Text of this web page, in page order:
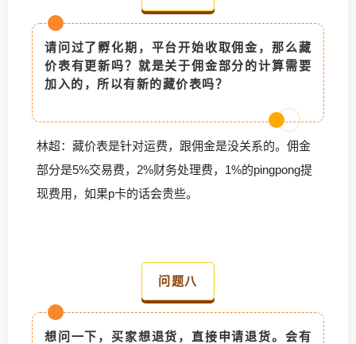
请问过了孵化期，平台开始收取佣金，那么藏
价表有更新吗？就是关于佣金部分的计算需要
加入的，所以有新的藏价表吗？
林超： 藏价表是针对运费，跟佣金是没关系的。佣金
部分是5%交易费，2%财务处理费，1%的pingpong提
现费用， 如果p卡的话会贵些。
问题八
想问一下，买家想退货，直接申请退货。会有